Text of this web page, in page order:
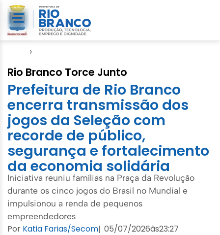
›
Rio Branco Torce Junto
Prefeitura de Rio Branco
encerra transmissão dos
jogos da Seleção com
recorde de público,
segurança e fortalecimento
da economia solidária
Iniciativa reuniu famílias na Praça da Revolução
durante os cinco jogos do Brasil no Mundial e
impulsionou a renda de pequenos
empreendedores
Por Katia Farias/Secom| 05/07/2026às23:27